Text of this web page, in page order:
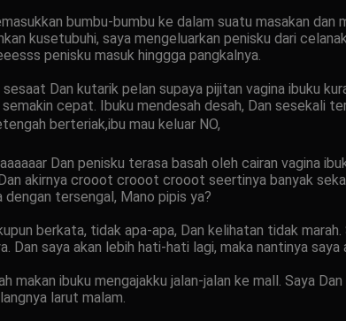
bumbu-bumbu ke dalam suatu masakan dan
kusetubuhi, saya mengeluarkan penisku dari
penisku masuk hinggga pangkalnya.
Dan kutarik pelan supaya pijitan vagina ibuku
cepat. Ibuku mendesah desah, Dan sesekali
berteriak,ibu mau keluar NO,
Dan penisku terasa basah oleh cairan vagina
akirnya crooot crooot crooot seertinya banyak
tersengal, Mano pipis ya?
berkata, tidak apa-apa, Dan kelihatan tidak
Dan saya akan lebih hati-hati lagi, maka nantinya
makan ibuku mengajakku jalan-jalan ke mall. Saya
larut malam.